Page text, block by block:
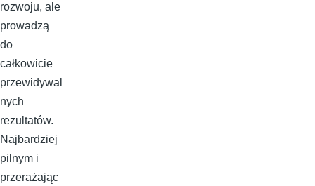
rozwoju, ale
prowadzą
do
całkowicie
przewidywal
nych
rezultatów.
Najbardziej
pilnym i
przerażając